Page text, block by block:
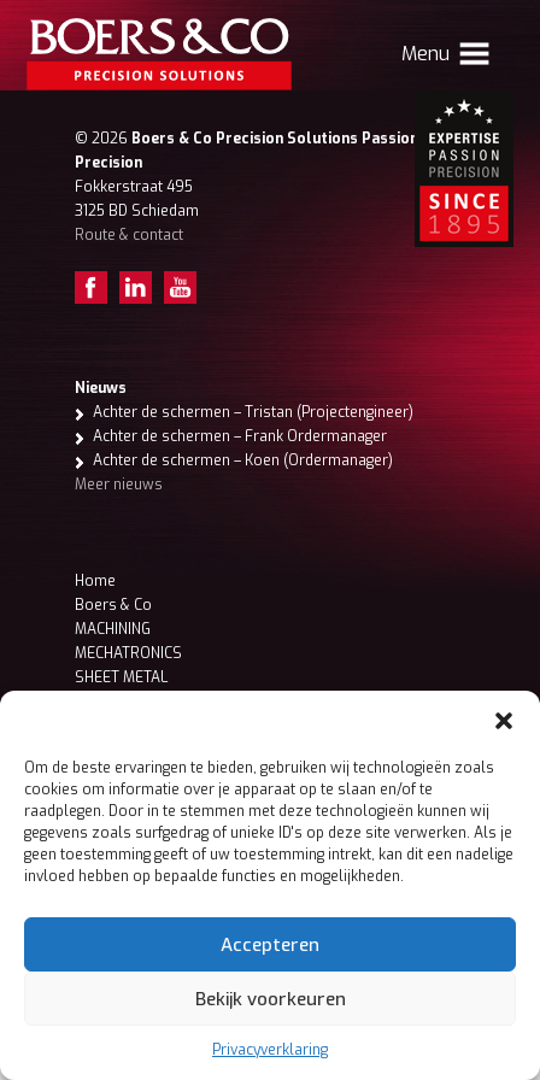
Om de beste ervaringen te bieden, gebruiken wij technologieën zoals
cookies om informatie over je apparaat op te slaan en/of te
raadplegen. Door in te stemmen met deze technologieën kunnen wij
gegevens zoals surfgedrag of unieke ID's op deze site verwerken. Als je
geen toestemming geeft of uw toestemming intrekt, kan dit een nadelige
invloed hebben op bepaalde functies en mogelijkheden.
Accepteren
Bekijk voorkeuren
Privacyverklaring
Menu
HOME
CONTACT
Verhuizing Atlas
© 2026 Boers & Co Precision Solutions Passion for
Precision
Fokkerstraat 495
3125 BD Schiedam
Route & contact
Nieuws
Achter de schermen – Tristan (Projectengineer)
Achter de schermen – Frank Ordermanager
Achter de schermen – Koen (Ordermanager)
Meer nieuws
Home
Boers & Co
MACHINING
MECHATRONICS
SHEET METAL